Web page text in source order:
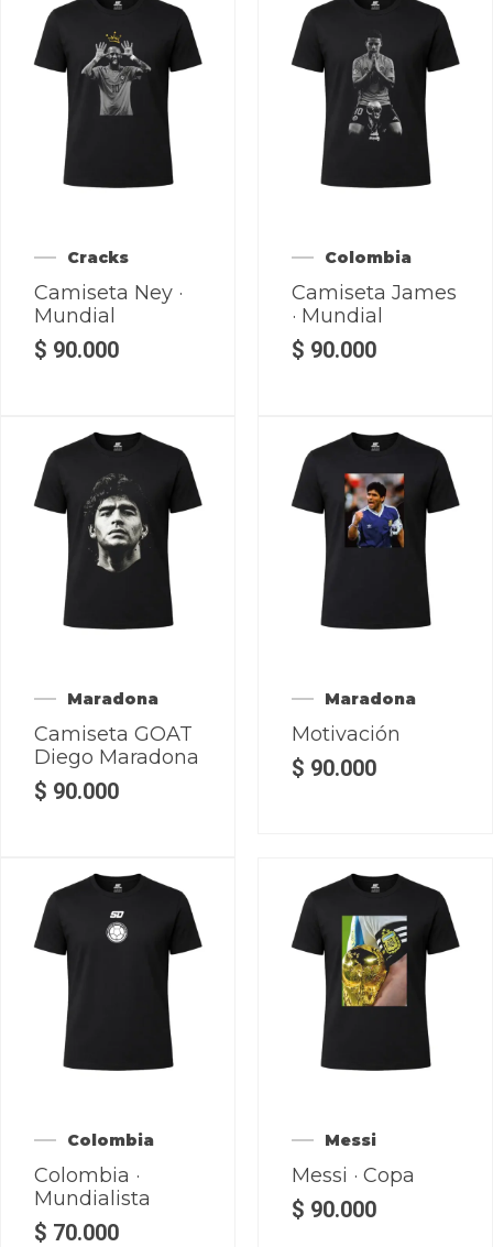
Cracks
Camiseta Ney ·
Mundial
$ 90.000
Colombia
Camiseta James
· Mundial
$ 90.000
Maradona
Camiseta GOAT
Diego Maradona
$ 90.000
Maradona
Motivación
$ 90.000
Colombia
Colombia ·
Mundialista
$ 70.000
Messi
Messi · Copa
$ 90.000